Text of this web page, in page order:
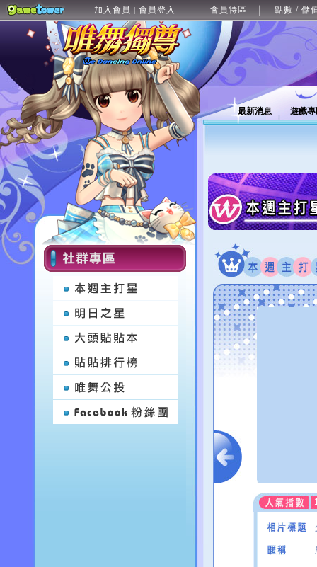
加入會員 | 會員登入 會員特區 點數 / 儲
最新消息 遊戲